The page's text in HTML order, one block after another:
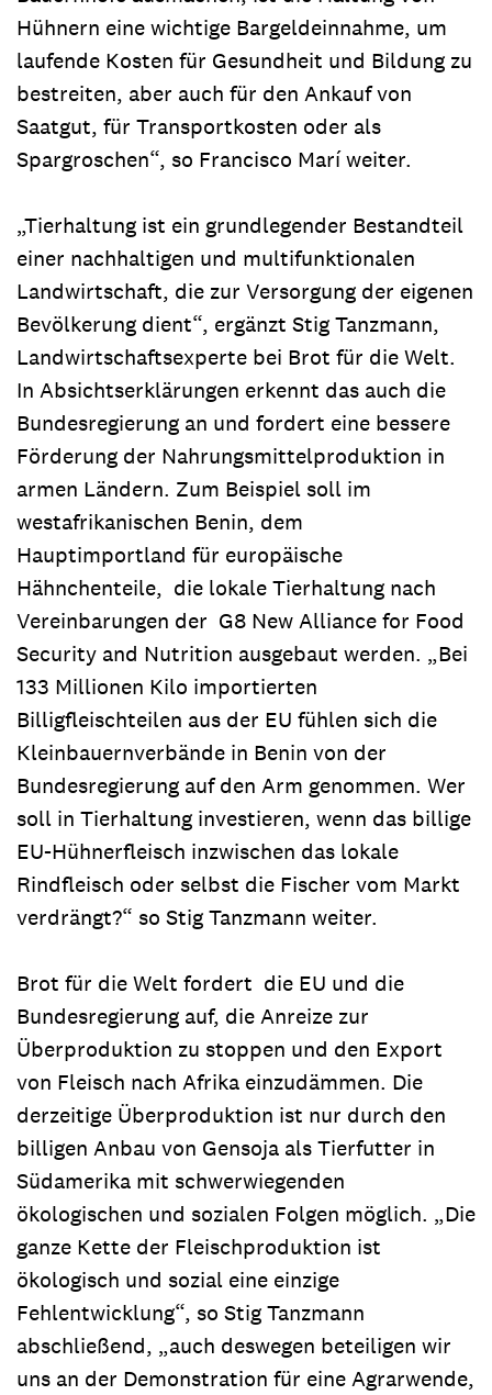
Hühnern eine wichtige Bargeldeinnahme, um
laufende Kosten für Gesundheit und Bildung zu
bestreiten, aber auch für den Ankauf von
Saatgut, für Transportkosten oder als
Spargroschen“, so Francisco Marí weiter.
„Tierhaltung ist ein grundlegender Bestandteil
einer nachhaltigen und multifunktionalen
Landwirtschaft, die zur Versorgung der eigenen
Bevölkerung dient“, ergänzt Stig Tanzmann,
Landwirtschaftsexperte bei Brot für die Welt.
In Absichtserklärungen erkennt das auch die
Bundesregierung an und fordert eine bessere
Förderung der Nahrungsmittelproduktion in
armen Ländern. Zum Beispiel soll im
westafrikanischen Benin, dem
Hauptimportland für europäische
Hähnchenteile, die lokale Tierhaltung nach
Vereinbarungen der G8 New Alliance for Food
Security and Nutrition ausgebaut werden. „Bei
133 Millionen Kilo importierten
Billigfleischteilen aus der EU fühlen sich die
Kleinbauernverbände in Benin von der
Bundesregierung auf den Arm genommen. Wer
soll in Tierhaltung investieren, wenn das billige
EU-Hühnerfleisch inzwischen das lokale
Rindfleisch oder selbst die Fischer vom Markt
verdrängt?“ so Stig Tanzmann weiter.
Brot für die Welt fordert die EU und die
Bundesregierung auf, die Anreize zur
Überproduktion zu stoppen und den Export
von Fleisch nach Afrika einzudämmen. Die
derzeitige Überproduktion ist nur durch den
billigen Anbau von Gensoja als Tierfutter in
Südamerika mit schwerwiegenden
ökologischen und sozialen Folgen möglich. „Die
ganze Kette der Fleischproduktion ist
ökologisch und sozial eine einzige
Fehlentwicklung“, so Stig Tanzmann
abschließend, „auch deswegen beteiligen wir
uns an der Demonstration für eine Agrarwende,